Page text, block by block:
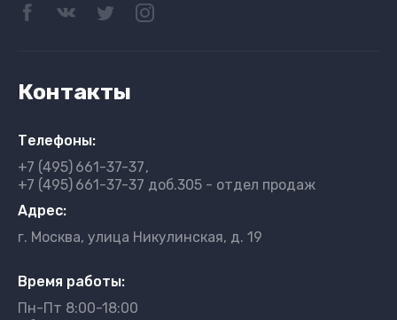
Контакты
Телефоны:
+7 (495) 661-37-37
+7 (495) 661-37-37 доб.305 - отдел продаж
Адрес:
г. Москва, улица Никулинская, д. 19
Время работы:
Пн-Пт 8:00-18:00